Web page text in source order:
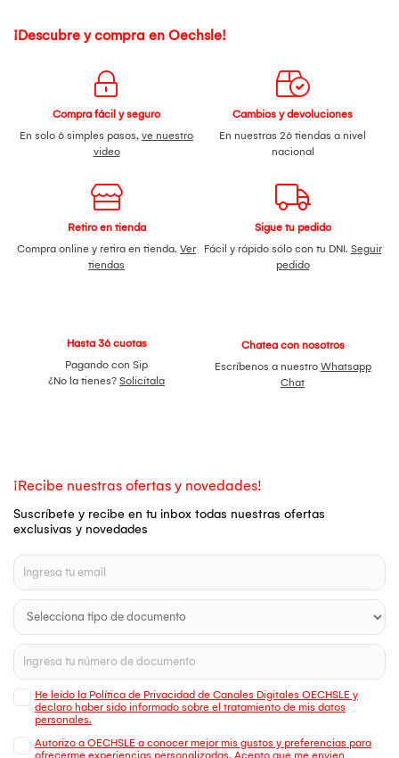
¡Descubre y compra en Oechsle!
Compra fácil y seguro
En solo 6 simples pasos, ve nuestro
video
Cambios y devoluciones
En nuestras 26 tiendas a nivel
nacional
Retiro en tienda
Compra online y retira en tienda. Ver
tiendas
Sigue tu pedido
Fácil y rápido sólo con tu DNI. Seguir
pedido
Hasta 36 cuotas
Pagando con Sip
¿No la tienes? Solicítala
Chatea con nosotros
Escríbenos a nuestro Whatsapp
Chat
¡Recibe nuestras ofertas y novedades!
Suscríbete y recibe en tu inbox todas nuestras ofertas
exclusivas y novedades
He leído la Política de Privacidad de Canales Digitales OECHSLE y
declaro haber sido informado sobre el tratamiento de mis datos
personales.
Autorizo a OECHSLE a conocer mejor mis gustos y preferencias para
ofrecerme experiencias personalizadas. Acepto que me envien